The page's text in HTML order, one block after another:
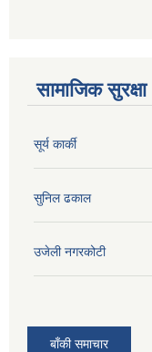
सामाजिक सुरक्षा
सूर्य कार्की
सुनिल ढकाल
उजेली नगरकोटी
बाँकी समाचार